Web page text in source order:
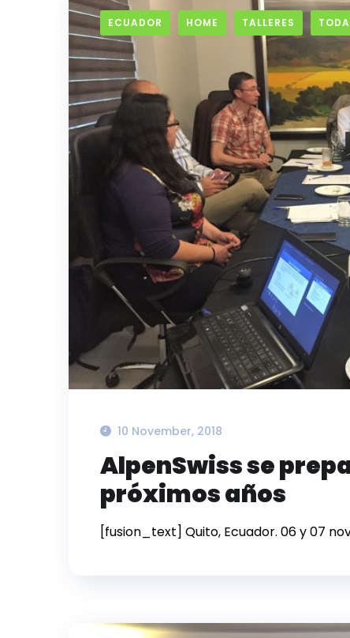
ECUADOR HOME TALLERES
10 November, 2018
AlpenSwiss se
próximos años
[fusion_text] Quito, Ecuador. 06 y 07